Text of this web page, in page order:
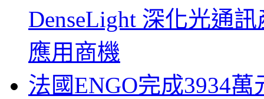
DenseLight 深化光通
應用商機
法國ENGO完成3934